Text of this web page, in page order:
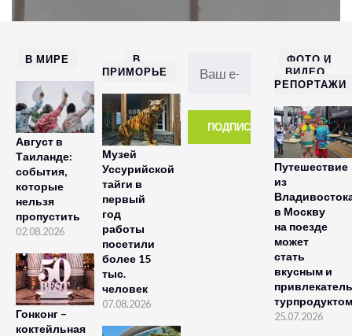
В МИРЕ
Август в
Таиланде:
события,
которые
нельзя
пропустить
02.08.2026
Гонконг –
коктейльная
В
ПРИМОРЬЕ
Музей
Уссурийской
тайги в
первый
год
работы
посетили
более 15
тыс.
человек
07.08.2026
ФОТО И
ВИДЕО
РЕПОРТАЖИ
Путешествие
из
в Москву
на поезде
может
стать
вкусным и
турпродуктом
25.07.2026